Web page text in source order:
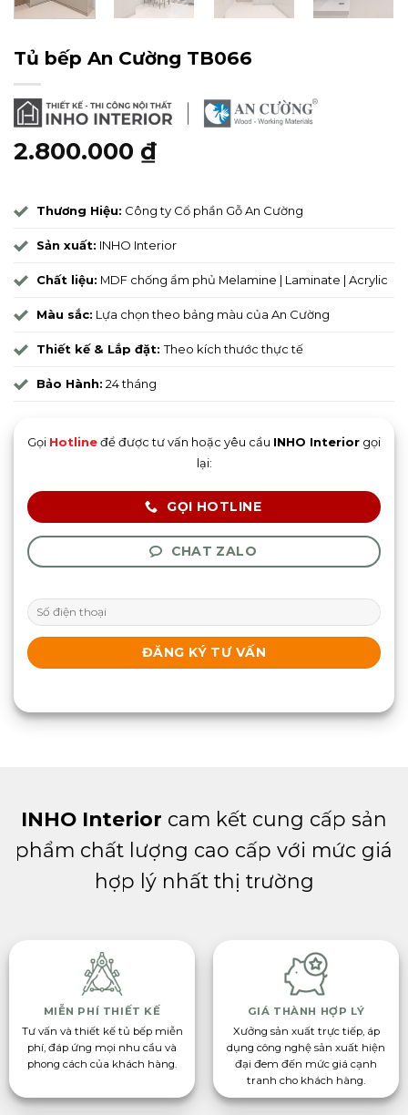
Tủ bếp An Cường TB066
2.800.000 ₫
Thương Hiệu: Công ty Cổ phần Gỗ An Cường
Sản xuất: INHO Interior
Chất liệu: MDF chống ẩm phủ Melamine | Laminate | Acrylic
Màu sắc: Lựa chọn theo bảng màu của An Cường
Thiết kế & Lắp đặt:Theo kích thước thực tế
Bảo Hành: 24 tháng
Gọi Hotlineđể được tư vấn hoặc yêu cầu INHO Interior gọi
lại:
GỌI HOTLINE
CHAT ZALO
INHO Interior cam kết cung cấp sản
phẩm chất lượng cao cấp với mức giá
hợp lý nhất thị trường
MIỄN PHÍ THIẾT KẾ
Tư vấn và thiết kế tủ bếp miễn
phí, đáp ứng mọi nhu cầu và
phong cách của khách hàng.
GIÁ THÀNH HỢP LÝ
Xưởng sản xuất trực tiếp, áp
dụng công nghệ sản xuất hiện
đại đem đến mức giá cạnh
tranh cho khách hàng.